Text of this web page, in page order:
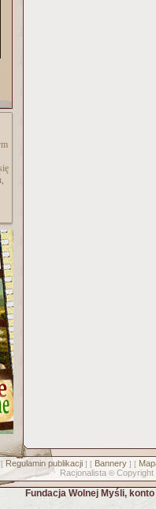
[ Regulamin publikacji] [ Bannery] [
Racjonalista © Copyright
Fundacja Wolnej Myśli,